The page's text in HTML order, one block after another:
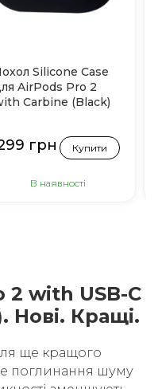
Silicone Case
AirPods Pro 2
Carbine (Black)
грн Купити
В наявності
2 with USB-C
Нові. Кращі.
ще кращого
поглинання шуму